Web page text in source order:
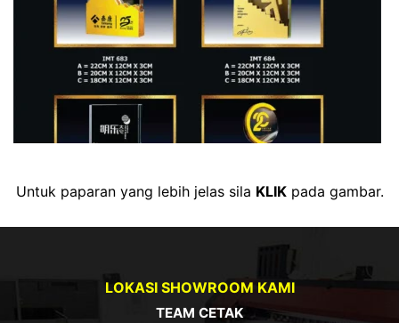
Untuk paparan yang lebih jelas sila KLIKpada gambar.
LOKASI SHOWROOM KAMI
TEAM CETAK